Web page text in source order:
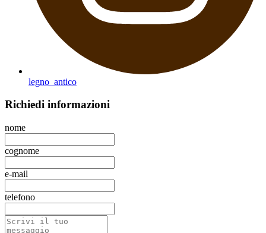
legno_antico
Richiedi informazioni
nome
cognome
e-mail
telefono